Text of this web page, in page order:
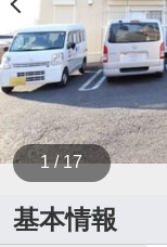
1 / 17
基本情報